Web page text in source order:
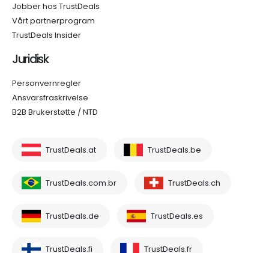
Jobber hos TrustDeals
Vårt partnerprogram
TrustDeals Insider
Juridisk
Personvernregler
Ansvarsfraskrivelse
B2B Brukerstøtte / NTD
TrustDeals.at TrustDeals.be
TrustDeals.com.br TrustDeals.ch
TrustDeals.de TrustDeals.es
TrustDeals.fi TrustDeals.fr